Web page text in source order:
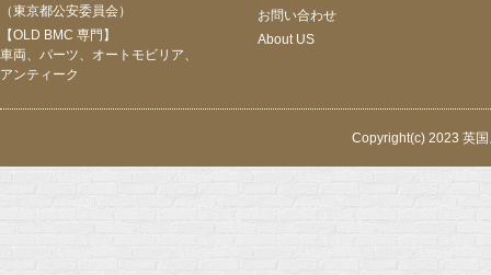
（東京都公安委員会）
【OLD BMC 専門】
車両、パーツ、オートモビリア、
アンティーク
お問い合わせ
About US
Copyright(c) 2023 英